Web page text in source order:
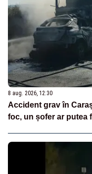
8 aug. 2026, 12:30
Accident grav în
foc, un șofer ar putea